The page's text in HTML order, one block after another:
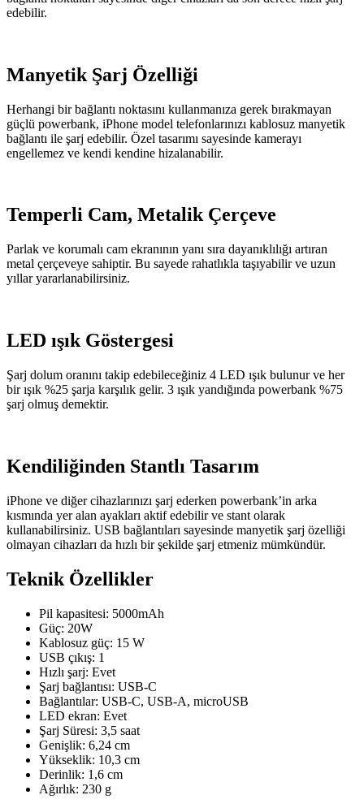
edebilir.
Manyetik Şarj Özelliği
Herhangi bir bağlantı noktasını kullanmanıza gerek bırakmayan
güçlü powerbank, iPhone model telefonlarınızı kablosuz manyetik
bağlantı ile şarj edebilir. Özel tasarımı sayesinde kamerayı
engellemez ve kendi kendine hizalanabilir.
Temperli Cam, Metalik Çerçeve
Parlak ve korumalı cam ekranının yanı sıra dayanıklılığı artıran
metal çerçeveye sahiptir. Bu sayede rahatlıkla taşıyabilir ve uzun
yıllar yararlanabilirsiniz.
LED ışık Göstergesi
Şarj dolum oranını takip edebileceğiniz 4 LED ışık bulunur ve her
bir ışık %25 şarja karşılık gelir. 3 ışık yandığında powerbank %75
şarj olmuş demektir.
Kendiliğinden Stantlı Tasarım
iPhone ve diğer cihazlarınızı şarj ederken powerbank’in arka
kısmında yer alan ayakları aktif edebilir ve stant olarak
kullanabilirsiniz. USB bağlantıları sayesinde manyetik şarj özelliği
olmayan cihazları da hızlı bir şekilde şarj etmeniz mümkündür.
Teknik Özellikler
Pil kapasitesi: 5000mAh
Güç: 20W
Kablosuz güç: 15 W
USB çıkış: 1
Hızlı şarj: Evet
Şarj bağlantısı: USB-C
Bağlantılar: USB-C, USB-A, microUSB
LED ekran: Evet
Şarj Süresi: 3,5 saat
Genişlik: 6,24 cm
Yükseklik: 10,3 cm
Derinlik: 1,6 cm
Ağırlık: 230 g